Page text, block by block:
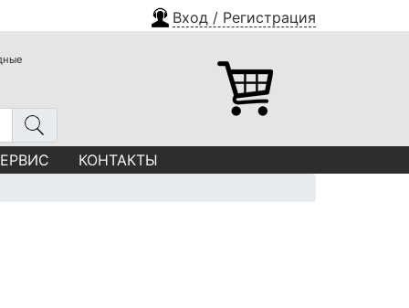
Вход / Регистрация
КОНТАКТЫ